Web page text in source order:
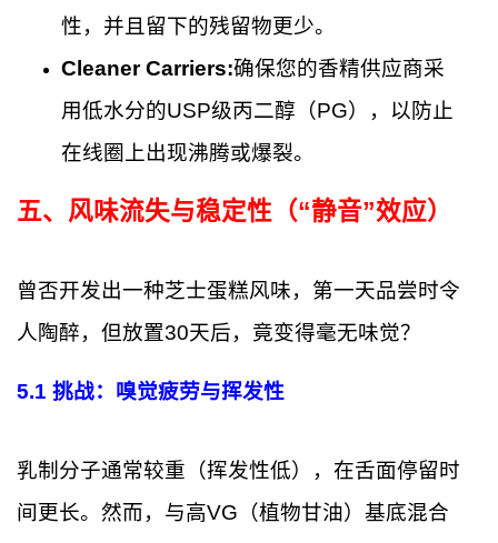
性，并且留下的残留物更少。
Cleaner Carriers:确保您的香精供应商采
用低水分的USP级丙二醇（PG），以防止
在线圈上出现沸腾或爆裂。
五、风味流失与稳定性（“静音”效应）
曾否开发出一种芝士蛋糕风味，第一天品尝时令
人陶醉，但放置30天后，竟变得毫无味觉？
5.1 挑战：嗅觉疲劳与挥发性
乳制分子通常较重（挥发性低），在舌面停留时
间更长。然而，与高VG（植物甘油）基底混合